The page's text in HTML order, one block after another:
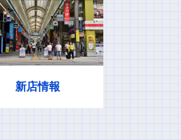
新店情報